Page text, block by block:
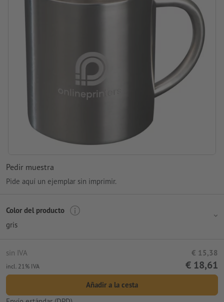
Pedir muestra
Pide aquí un ejemplar sin imprimir.
Color del producto
gris
sin IVA € 15,38
incl. 21% IVA € 18,61
Añadir a la cesta